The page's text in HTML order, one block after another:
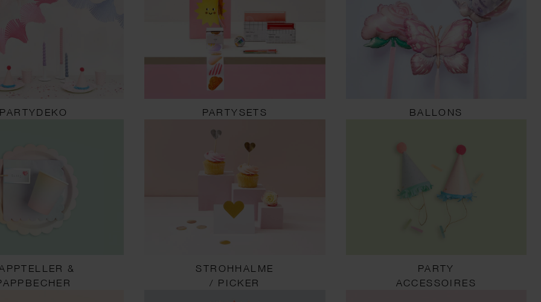
PARTYDEKO PARTYSETS BALLONS
&
STROHHALME
/ PICKER
PARTY
ACCESSOIRES